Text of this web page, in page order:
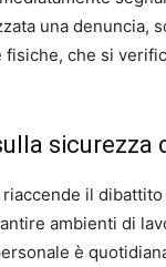
una denuncia,
che si
sicurezza
il
ambienti di
è